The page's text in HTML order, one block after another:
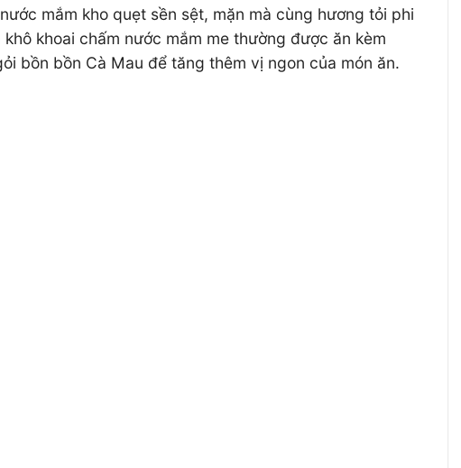
mắm kho quẹt sền sệt, mặn mà cùng hương tỏi phi
khoai chấm nước mắm me thường được ăn kèm
bồn bồn Cà Mau để tăng thêm vị ngon của món ăn.